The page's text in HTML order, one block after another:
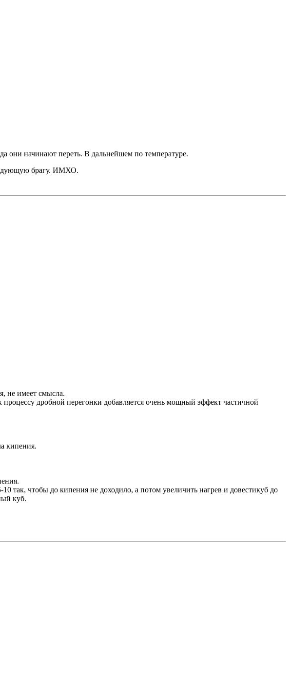
они начинают переть. В дальнейшем по температуре.
брагу. ИМХО.
не имеет смысла.
дробной перегонки добавляется очень мощный эффект частичной
кипения.
так, чтобы до кипения не доходило, а потом увеличить нагрев и довестикуб до
куб.